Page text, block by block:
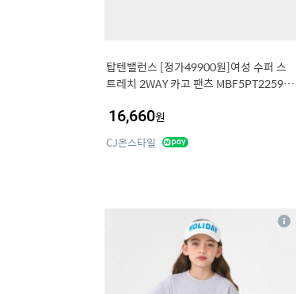
탑텐밸런스 [정가49900원]여성 수퍼 스
트레치 2WAY 카고 팬츠 MBF5PT2259 4
16,660원
CJ온스타일
상